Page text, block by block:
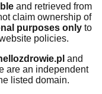
and retrieved from
claim ownership of
purposes only to
policies.
and
are an independent
listed domain.